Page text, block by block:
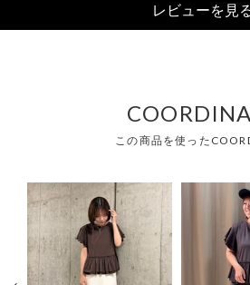
レビューを見
この商品を使った